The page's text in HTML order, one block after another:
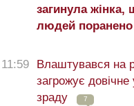
загинула жінка,
людей поранено
11:59
Влаштувався на
загрожує
зраду
7